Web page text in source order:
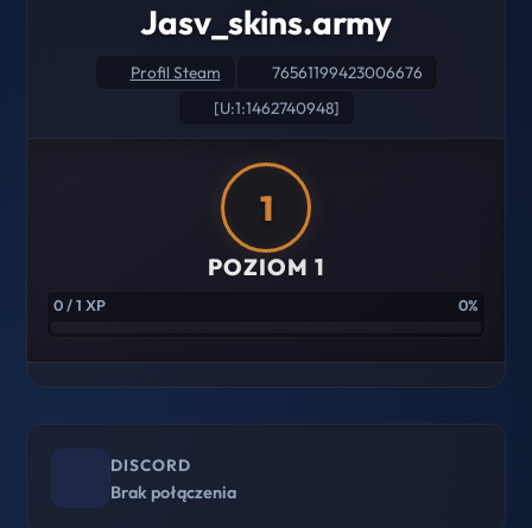
Jasv_skins.army
Profil Steam
76561199423006676
[U:1:1462740948]
1
POZIOM 1
0 / 1 XP 0%
DISCORD
Brak połączenia